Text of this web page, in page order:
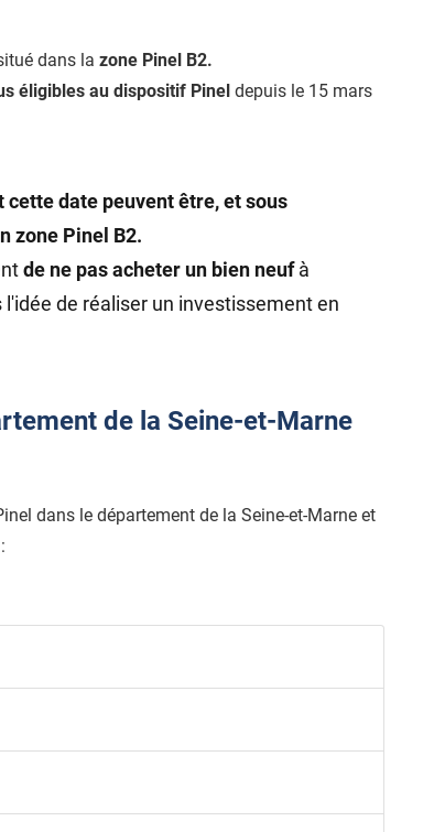
dans la zone Pinel B2.
éligibles au dispositif Pinel depuis le 15 mars
date peuvent être, et sous
zone Pinel B2.
de ne pas acheter un bien neufà
de réaliser un investissement en
de la Seine-et-Marne
dans le département de la Seine-et-Marne et